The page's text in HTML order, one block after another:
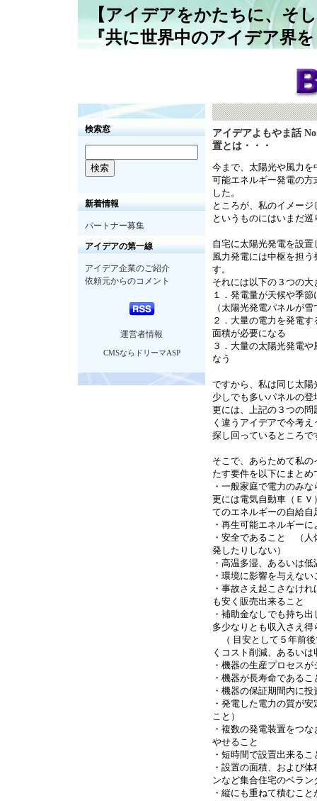
【アイデアをかたちに、そ
『共に世界中のアイデア界
検索窓
新着情報
パートナー募集
アイデアの第一線
アイデア企業のご紹介
依頼元からのコメント
運営者情報
CMSならドリーマASP
アイデアよもやま話
置とは・・・
今まで、太陽光や風力
可能エネルギー発電の
した。
ところが、私のイメー
というものにはいまだ巡
自宅に太陽光発電を設
風力発電には中枢を担
す。
それには以下の３つの
１．発電量が天候や季
（太陽光発電パネルが
２．大量の電力を発電
面積が必要になる
３．大量の太陽光発電
なう
ですから、私は同じ太
少しでも多いパネルの登
更には、上記の３つの
く違うアイデアで今考
探し回っているところで
そこで、あらためて私
たす要件を以下にまとめ
・一般家庭で電力のみ
更には電気自動車（Ｅ
てのエネルギーの自給自
・再生可能エネルギー
・安全であること （人
発したりしない）
・高温多湿、あるいは
・環境に影響を与え
・事故さえ起こさなけ
も安く販売出来ること
・補助金なしでも持ち
多少なりとも収入さえ得
（ 目安として５年前後
くコスト削減、あるい
・機器の生産プロセス
・機器が長寿命である
・機器の保証期間内に
・発電した電力の質が
こと）
・複数の発電装置をつ
やせること
・短時間で設置出来るこ
・設置の面積、および
ンなど集合住宅のベラ
・縦にも重ねて積むこ